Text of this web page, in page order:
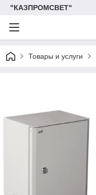
"КАЗПРОМСВЕТ"
Товары и услуги